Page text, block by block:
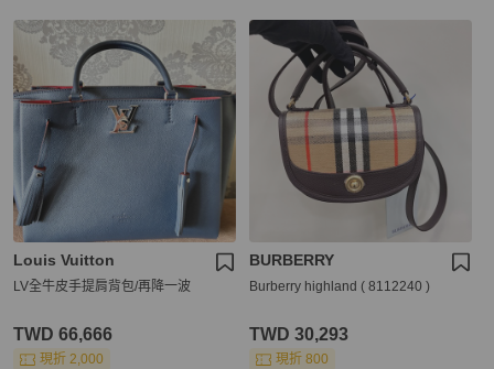
Louis Vuitton
LV全牛皮手提肩背包/再降一波
TWD 66,666
現折 2,000
BURBERRY
Burberry highland ( 8112240 )
TWD 30,293
現折 800